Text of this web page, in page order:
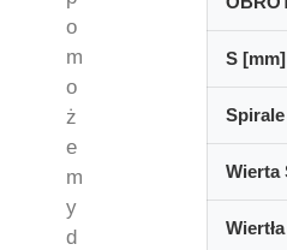
o
m
o
ż
e
m
y
d
S [mm]
Spirale
Wierta
Wiertła